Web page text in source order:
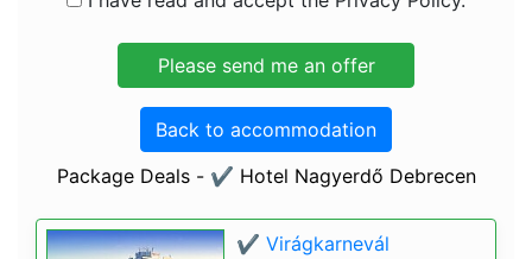
Back to accommodation
Package Deals - ✔️ Hotel Nagyerdő Debrecen
✔️ Virágkarnevál